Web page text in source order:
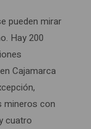
pueden mirar
Hay 200
Cajamarca
mineros con
cuatro